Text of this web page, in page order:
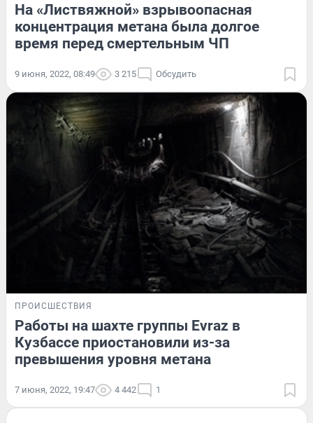
На «Листвяжной» взрывоопасная
концентрация метана была долгое
время перед смертельным ЧП
9 июня, 2022, 08:49 3 215 Обсудить
ПРОИСШЕСТВИЯ
Работы на шахте группы Evraz в
Кузбассе приостановили из-за
превышения уровня метана
7 июня, 2022, 19:47 4 442 1